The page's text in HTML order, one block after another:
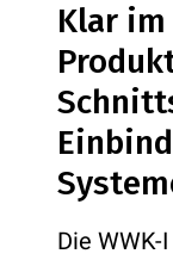
Klar
Die